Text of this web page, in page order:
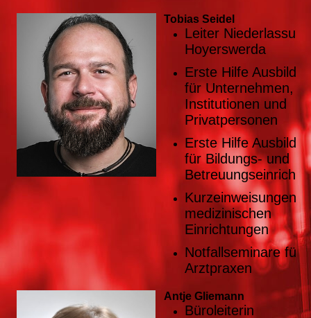
Tobias Seidel
Leiter Niederlassung
Hoyerswerda
Erste Hilfe
für Unternehmen,
Institutionen und
Privatpersonen
Erste Hilfe
für Bildungs- und
Kurzeinweisungen in
medizinischen
Einrichtungen
Notfallseminare für
Arztpraxen
Antje Gliemann
Büroleiterin